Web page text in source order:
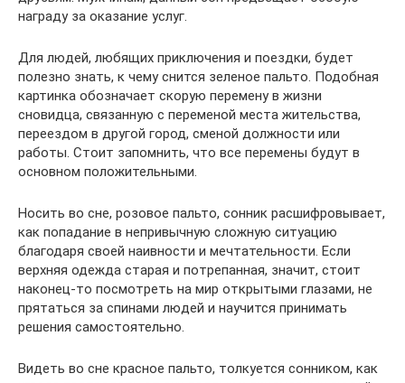
награду за оказание услуг.
Для людей, любящих приключения и поездки, будет
полезно знать, к чему снится зеленое пальто. Подобная
картинка обозначает скорую перемену в жизни
сновидца, связанную с переменой места жительства,
переездом в другой город, сменой должности или
работы. Стоит запомнить, что все перемены будут в
основном положительными.
Носить во сне, розовое пальто, сонник расшифровывает,
как попадание в непривычную сложную ситуацию
благодаря своей наивности и мечтательности. Если
верхняя одежда старая и потрепанная, значит, стоит
наконец-то посмотреть на мир открытыми глазами, не
прятаться за спинами людей и научится принимать
решения самостоятельно.
Видеть во сне красное пальто, толкуется сонником, как